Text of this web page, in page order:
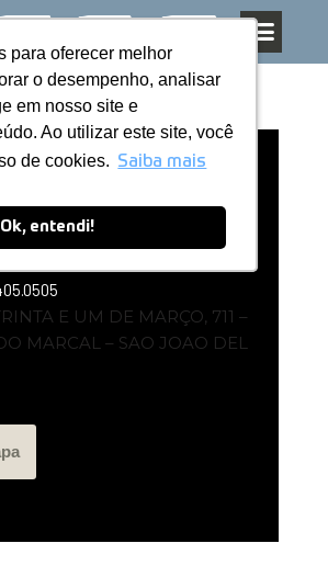
para oferecer melhor
o desempenho, analisar
em nosso site e
Ao utilizar este site, você
de cookies. Saiba mais
Ok, entendi!
para oferecer melhor
o desempenho, analisar
em nosso site e
Ao utilizar este site, você
de cookies. Saiba mais
Ok, entendi!
Kless |
E UM DE MARÇO, 711 –
MARCAL – SAO JOAO DEL